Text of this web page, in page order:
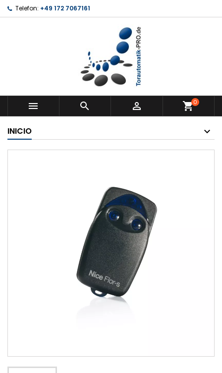
Telefon: +49 172 7067161
   shopping_cart0
INICIO